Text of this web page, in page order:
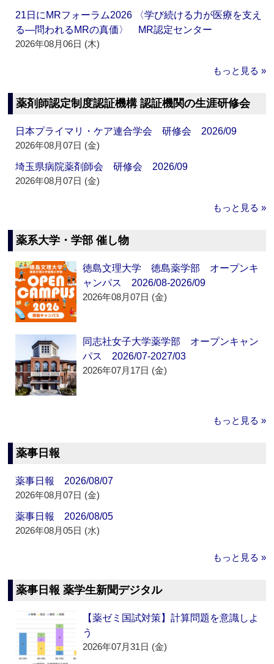
21日にMRフォーラム2026 〈学び続ける力が医療を支え
る―問われるMRの真価〉 MR認定センター
2026年08月06日 (木)
もっと見る »
薬剤師認定制度認証機構 認証機関の生涯研修会
日本プライマリ・ケア連合学会 研修会 2026/09
2026年08月07日 (金)
埼玉県病院薬剤師会 研修会 2026/09
2026年08月07日 (金)
もっと見る »
薬系大学・学部 催し物
徳島文理大学 徳島薬学部 オープンキ
ャンパス 2026/08-2026/09
2026年08月07日 (金)
同志社女子大学薬学部 オープンキャン
パス 2026/07-2027/03
2026年07月17日 (金)
もっと見る »
薬事日報
薬事日報 2026/08/07
2026年08月07日 (金)
薬事日報 2026/08/05
2026年08月05日 (水)
もっと見る »
薬事日報 薬学生新聞デジタル
【薬ゼミ国試対策】計算問題を意識しよ
う
2026年07月31日 (金)